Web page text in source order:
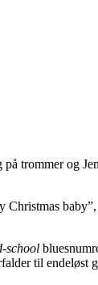
trommer
school
til endeløst